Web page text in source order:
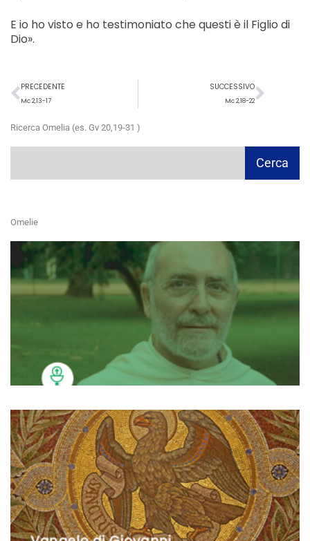
E io ho visto e ho testimoniato che questi è il Figlio di
Dio».
Precedente
PRECEDENTE
Mc 2,13-17
SUCCESSIVO
Mc 2,18-22
Ricerca Omelia (es. Gv 20,19-31 )
Cerca
Omelie